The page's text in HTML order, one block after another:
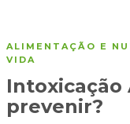
ALIMENTAÇÃO E
VIDA
Intoxicação
prevenir?